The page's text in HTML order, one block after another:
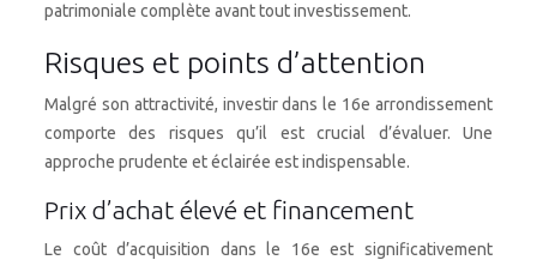
patrimoniale complète avant tout investissement.
Risques et points d’attention
Malgré son attractivité, investir dans le 16e arrondissement
comporte des risques qu’il est crucial d’évaluer. Une
approche prudente et éclairée est indispensable.
Prix d’achat élevé et financement
Le coût d’acquisition dans le 16e est significativement